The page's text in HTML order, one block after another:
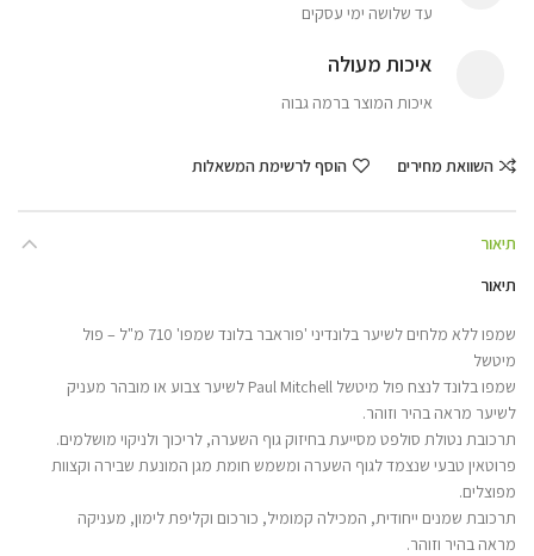
עד שלושה ימי עסקים
איכות מעולה
איכות המוצר ברמה גבוה
השוואת מחירים הוסף לרשימת המשאלות
תיאור
תיאור
שמפו ללא מלחים לשיער בלונדיני 'פוראבר בלונד שמפו' 710 מ"ל – פול
מיטשל
שמפו בלונד לנצח פול מיטשל Paul Mitchell לשיער צבוע או מובהר מעניק
לשיער מראה בהיר וזוהר.
תרכובת נטולת סולפט מסייעת בחיזוק גוף השערה, לריכוך ולניקוי מושלמים.
פרוטאין טבעי שנצמד לגוף השערה ומשמש חומת מגן המונעת שבירה וקצוות
מפוצלים.
תרכובת שמנים ייחודית, המכילה קמומיל, כורכום וקליפת לימון, מעניקה
מראה בהיר וזוהר.